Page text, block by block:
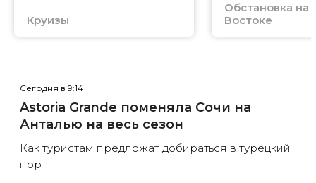
Круизы
Обстановка
Востоке
Сегодня в 9:14
Astoria Grande поменяла Сочи на
Анталью на весь сезон
Как туристам предложат добираться в турецкий
порт